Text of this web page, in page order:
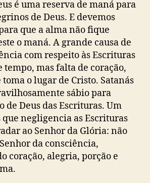
é uma reserva de maná para
de Deus. E devemos
que a alma não fique
o maná. A grande causa de
com respeito às Escrituras
tempo, mas falta de coração,
o lugar de Cristo. Satanás
sábio para
de Deus das Escrituras. Um
negligencia as Escrituras
ao Senhor da Glória: não
da consciência,
coração, alegria, porção e